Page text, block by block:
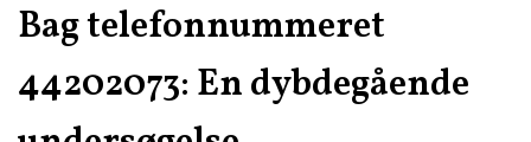
Bag telefonnummeret
44202073: En dybdegående